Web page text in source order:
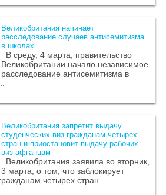
Великобритания начинает
расследование случаев антисемитизма
в школах
В среду, 4 марта, правительство
Великобритании начало независимое
расследование антисемитизма в
Великобритания запретит выдачу
студенческих виз гражданам четырех
стран и приостановит выдачу рабочих
виз афганцам
Великобритания заявила во вторник,
3 марта, о том, что заблокирует
четырех стран...